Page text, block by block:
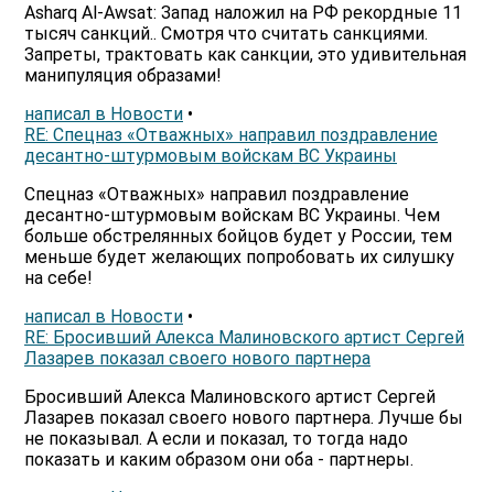
Asharq Al-Awsat: Запад наложил на РФ рекордные 11
тысяч санкций.. Смотря что считать санкциями.
Запреты, трактовать как санкции, это удивительная
манипуляция образами!
написал в Новости •
RE: Спецназ «Отважных» направил поздравление
десантно-штурмовым войскам ВС Украины
Спецназ «Отважных» направил поздравление
десантно-штурмовым войскам ВС Украины. Чем
больше обстрелянных бойцов будет у России, тем
меньше будет желающих попробовать их силушку
на себе!
написал в Новости •
RE: Бросивший Алекса Малиновского артист Сергей
Лазарев показал своего нового партнера
Бросивший Алекса Малиновского артист Сергей
Лазарев показал своего нового партнера. Лучше бы
не показывал. А если и показал, то тогда надо
показать и каким образом они оба - партнеры.